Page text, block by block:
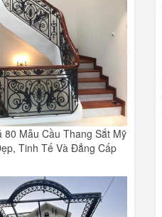
80 Mẫu Cầu Thang Sắt Mỹ
Tinh Tế Và Đẳng Cấp